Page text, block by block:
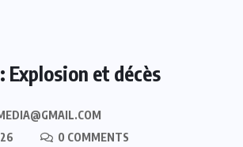
Explosion et décès
0 COMMENTS